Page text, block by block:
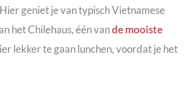
geniet je van typisch Vietnamese
het Chilehaus, één vande mooiste
lekker te gaan lunchen, voordat je het